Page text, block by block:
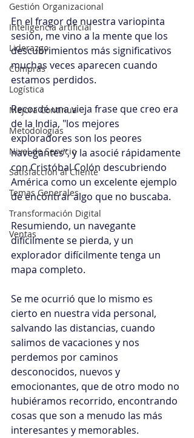
Gestión Organizacional
Inteligencia artificial
Liderazgo
Compras
Logística
Mejora Continua
Metodologías
Nivel de Servicio
Satisfacción al Cliente
Temas Generales
Transformación Digital
Ventas
En el fragor de nuestra variopinta
sesión, me vino a la mente que los
descubrimientos más significativos
muchas veces aparecen cuando
estamos perdidos.
Recordé una vieja frase que creo era
de la India, "los mejores
exploradores son los peores
navegantes", y la asocié rápidamente
con Cristóbal Colón descubriendo
América como un excelente ejemplo
de encontrar algo que no buscaba.
Resumiendo, un navegante
difícilmente se pierda, y un
explorador difícilmente tenga un
mapa completo.
Se me ocurrió que lo mismo es
cierto en nuestra vida personal,
salvando las distancias, cuando
salimos de vacaciones y nos
perdemos por caminos
desconocidos, nuevos y
emocionantes, que de otro modo no
hubiéramos recorrido, encontrando
cosas que son a menudo las más
interesantes y memorables.